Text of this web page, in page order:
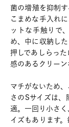
菌の増殖を抑制
こまめな手入れ
ットな手触りで
め、中に収納し
押しであしらっ
感のあるクリーン
マチがないため
さのSサイズは
適。一回り小さ
イズもあります